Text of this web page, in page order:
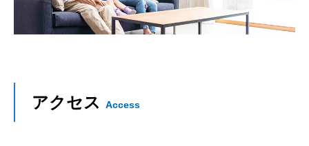
アクセス Access